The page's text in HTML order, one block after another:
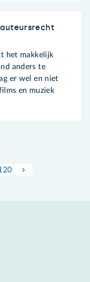
het makkelijk
anders te
er wel en niet
en muziek